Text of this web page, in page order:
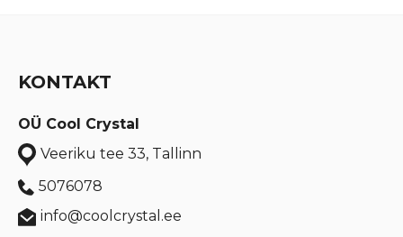
KONTAKT
OÜ Cool Crystal
Veeriku tee 33, Tallinn
5076078
info@coolcrystal.ee